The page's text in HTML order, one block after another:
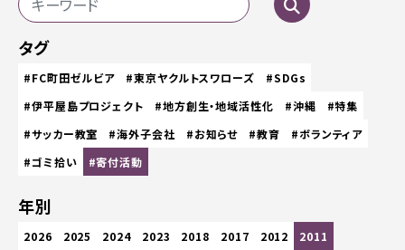
タグ
#FC町田ゼルビア #東京ヤクルトスワローズ
#SDGs
#伊平屋島プロジェクト
#地方創生・地域活性化 #沖縄
#特集
#サッカー教室
#海外子会社 #お知らせ #教育
#ボランティア
#ゴミ拾い
#寄付活動
年別
2026 2025 2024 2023 2018 2017 2012 2011